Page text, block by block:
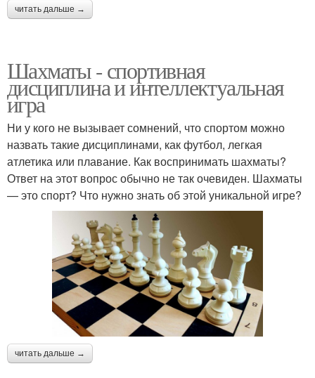
читать дальше →
Шахматы - спортивная
дисциплина и интеллектуальная
игра
Ни у кого не вызывает сомнений, что спортом можно
назвать такие дисциплинами, как футбол, легкая
атлетика или плавание. Как воспринимать шахматы?
Ответ на этот вопрос обычно не так очевиден. Шахматы
— это спорт? Что нужно знать об этой уникальной игре?
читать дальше →